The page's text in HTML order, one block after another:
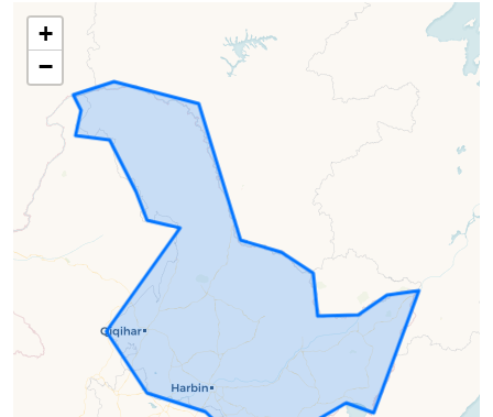
decorrer
(atualizado
2023-
05-
17)
+
−